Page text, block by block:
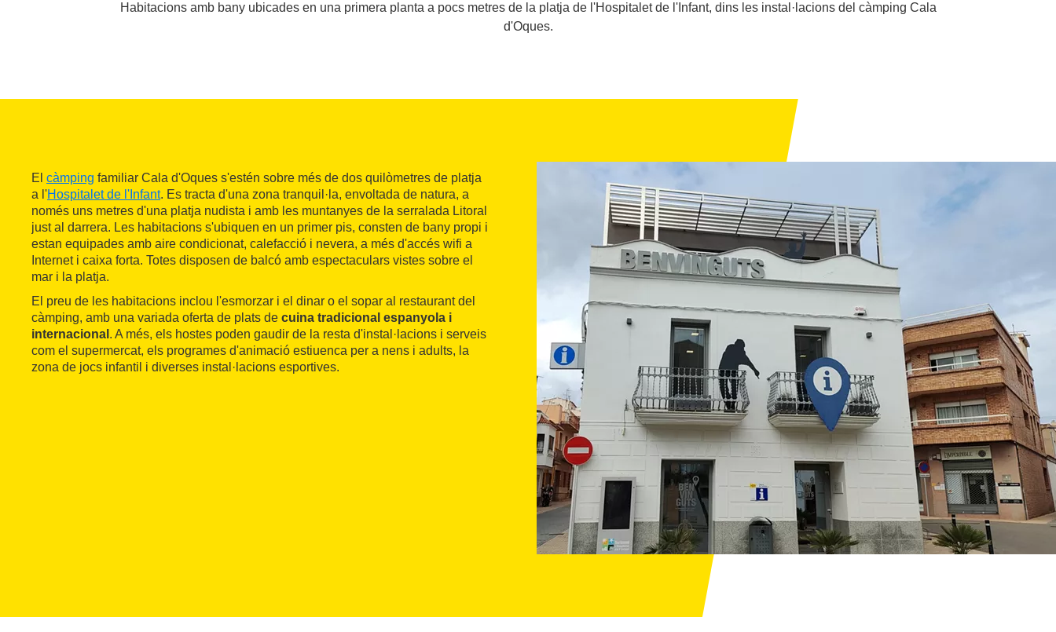
Habitacions amb bany ubicades en una primera planta a pocs metres de la platja de l'Hospitalet de l'Infant, dins les instal·lacions del càmping Cala
d'Oques.
El càmping familiar Cala d'Oques s'estén sobre més de dos quilòmetres de platja
a l'Hospitalet de l'Infant. Es tracta d'una zona tranquil·la, envoltada de natura, a
només uns metres d'una platja nudista i amb les muntanyes de la serralada Litoral
just al darrera. Les habitacions s'ubiquen en un primer pis, consten de bany propi i
estan equipades amb aire condicionat, calefacció i nevera, a més d'accés wifi a
Internet i caixa forta. Totes disposen de balcó amb espectaculars vistes sobre el
mar i la platja.
El preu de les habitacions inclou l'esmorzar i el dinar o el sopar al restaurant del
càmping, amb una variada oferta de plats de cuina tradicional espanyola i
internacional . A més, els hostes poden gaudir de la resta d'instal·lacions i serveis
com el supermercat, els programes d'animació estiuenca per a nens i adults, la
zona de jocs infantil i diverses instal·lacions esportives.